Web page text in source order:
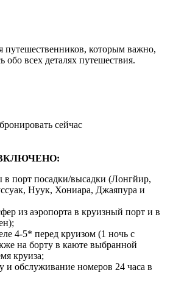
путешественников, которым важно,
обо всех деталях путешествия.
сейчас
ВКЛЮЧЕНО:
в порт посадки/высадки (Лонгйир,
Нуук, Хониара, Джаяпура и
из аэропорта в круизный порт и в
4-5* перед круизом (1 ночь с
на борту в каюте выбранной
круиза;
и обслуживание номеров 24 часа в